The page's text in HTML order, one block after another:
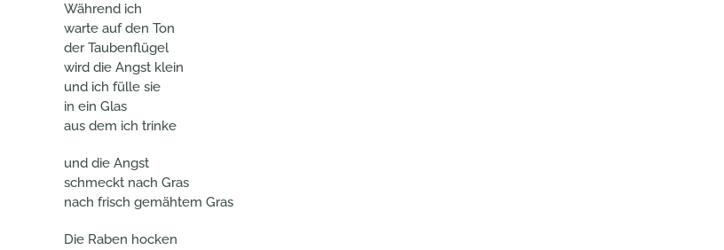
Während ich
warte auf den Ton
der Taubenflügel
wird die Angst klein
und ich fülle sie
in ein Glas
aus dem ich trinke
und die Angst
schmeckt nach Gras
nach frisch gemähtem Gras
Die Raben hocken